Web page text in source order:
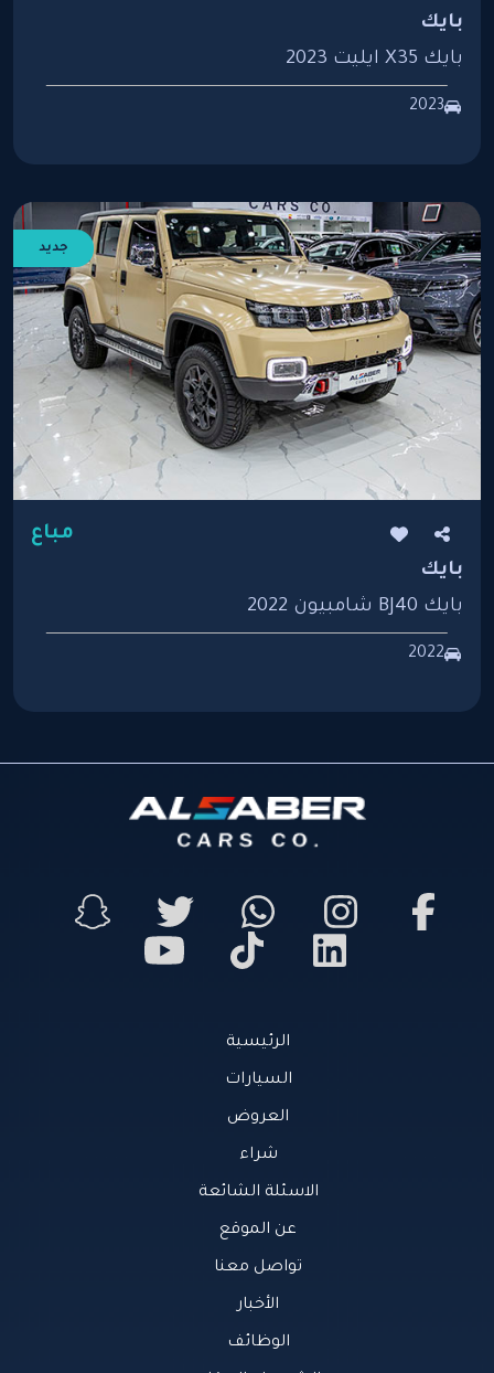
بايك
بايك X35 ايليت 2023
2023
جديد
مباع
بايك
بايك BJ40 شامبيون 2022
2022
الرئيسية
السيارات
العروض
شراء
الاسئلة الشائعة
عن الموقع
تواصل معنا
الأخبار
الوظائف